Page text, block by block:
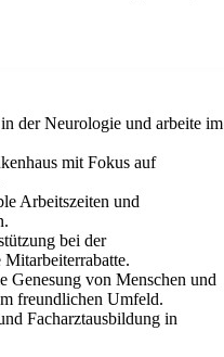
der Neurologie und arbeite im
mit Fokus auf
Arbeitszeiten und
bei der
Genesung von Menschen und
freundlichen Umfeld.
Facharztausbildung in